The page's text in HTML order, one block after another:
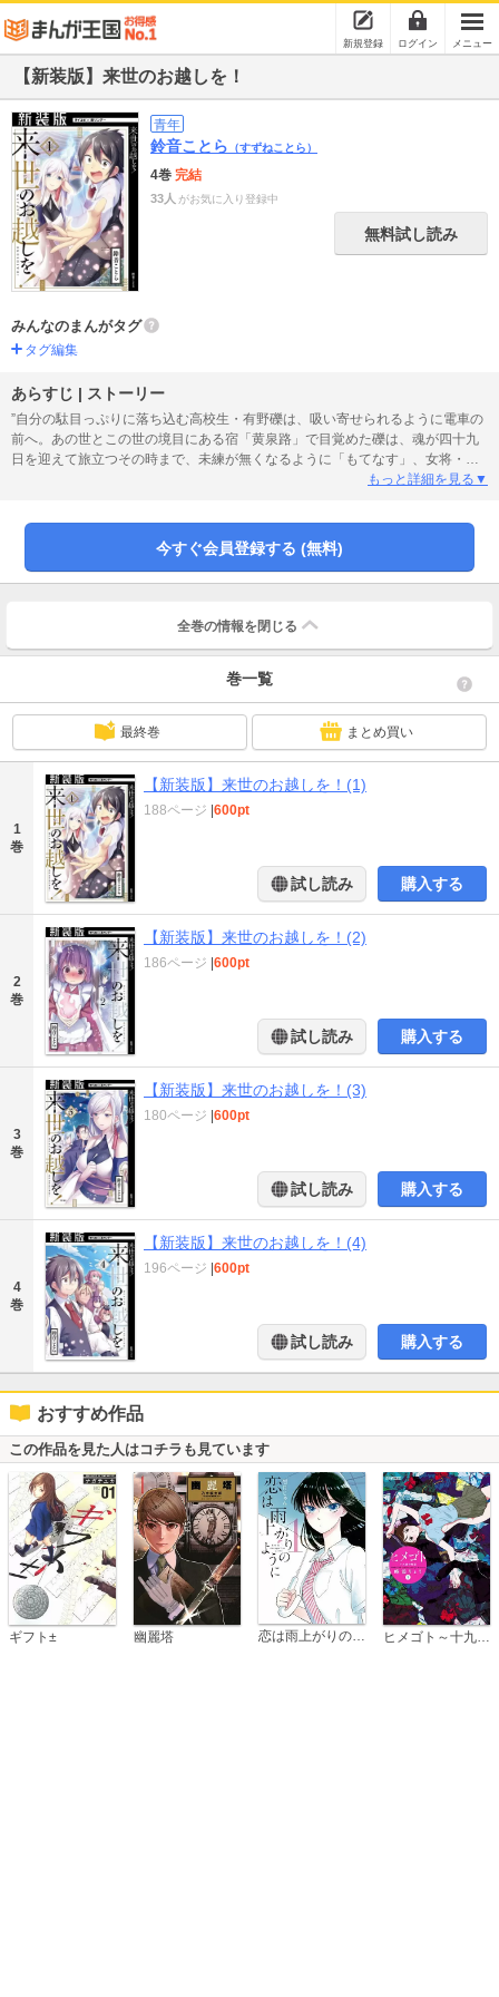
新規登録 ログイン メニュー
【新装版】来世のお越しを！
青年
鈴音ことら （すずねことら）
4巻 完結
33人 がお気に入り登録中
無料試し読み
みんなのまんがタグ
タグ編集
あらすじ | ストーリー
”自分の駄目っぷりに落ち込む高校生・有野礫は、吸い寄せられるように電車の
前へ。あの世とこの世の境目にある宿「黄泉路」で目覚めた礫は、魂が四十九
日を迎えて旅立つその時まで、未練が無くなるように「もてなす」、女将・胡
蝶らと出会う。礫も新人従業員としてさまざまな魂と触れ合うことに。サイコ
す。物語の内容・登場人物等に変更はありません。”
もっと詳細を見る▼
今すぐ会員登録する (無料)
全巻の情報を 閉じる
巻一覧
最終巻 まとめ買い
1
巻
【新装版】来世のお越しを！(1)
188ページ 600pt
試し読み 購入する
2
巻
【新装版】来世のお越しを！(2)
186ページ 600pt
試し読み 購入する
3
巻
【新装版】来世のお越しを！(3)
180ページ 600pt
試し読み 購入する
4
巻
【新装版】来世のお越しを！(4)
196ページ 600pt
試し読み 購入する
おすすめ作品
この作品を見た人はコチラも見ています
ギフト± 幽麗塔 恋は雨上がりのように